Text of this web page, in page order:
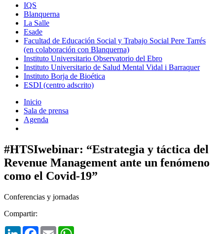
IQS
Blanquerna
La Salle
Esade
Facultad de Educación Social y Trabajo Social Pere Tarrés
(en colaboración con Blanquerna)
Instituto Universitario Observatorio del Ebro
Instituto Universitario de Salud Mental Vidal i Barraquer
Instituto Borja de Bioética
ESDI (centro adscrito)
Inicio
Sala de prensa
Agenda
#HTSIwebinar: “Estrategia y táctica del
Revenue Management ante un fenómeno
como el Covid-19”
Conferencias y jornadas
Compartir:
LinkedInFacebook
Email